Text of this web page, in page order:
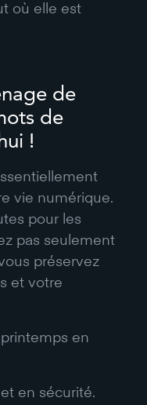
où elle est
de
de
!
vie numérique.
pour les
pas seulement
préservez
et votre
en
en sécurité.